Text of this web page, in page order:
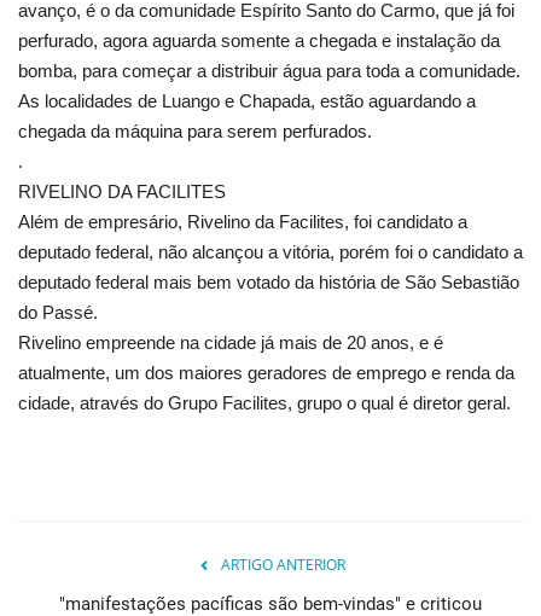
avanço, é o da comunidade Espírito Santo do Carmo, que já foi
perfurado, agora aguarda somente a chegada e instalação da
bomba, para começar a distribuir água para toda a comunidade.
As localidades de Luango e Chapada, estão aguardando a
chegada da máquina para serem perfurados.
.
RIVELINO DA FACILITES
Além de empresário, Rivelino da Facilites, foi candidato a
deputado federal, não alcançou a vitória, porém foi o candidato a
deputado federal mais bem votado da história de São Sebastião
do Passé.
Rivelino empreende na cidade já mais de 20 anos, e é
atualmente, um dos maiores geradores de emprego e renda da
cidade, através do Grupo Facilites, grupo o qual é diretor geral.
ARTIGO ANTERIOR
"manifestações pacíficas são bem-vindas" e criticou